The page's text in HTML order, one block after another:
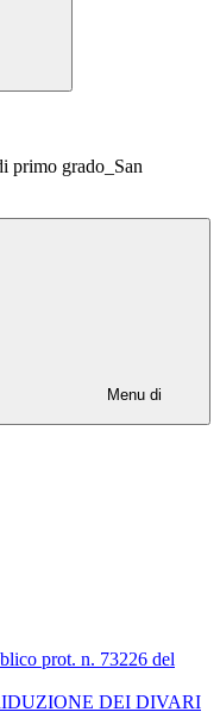
primo grado_San
Menu di
prot. n. 73226 del
DEI DIVARI